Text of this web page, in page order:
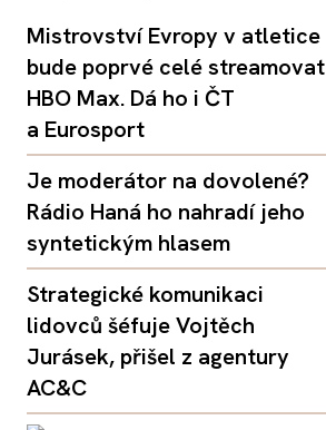
Mistrovství Evropy v atletice
bude poprvé celé streamovat
HBO Max. Dá ho i ČT
a Eurosport
Je moderátor na dovolené?
Rádio Haná ho nahradí jeho
syntetickým hlasem
Strategické komunikaci
lidovců šéfuje Vojtěch
Jurásek, přišel z agentury
AC&C